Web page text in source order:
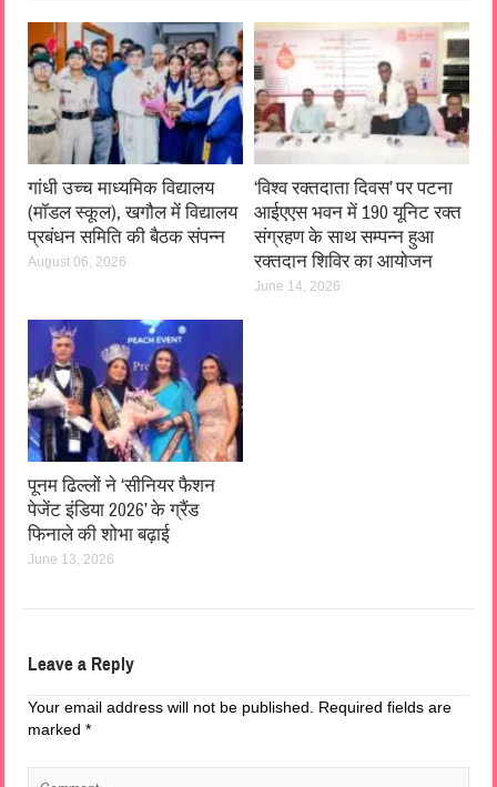
गांधी उच्च माध्यमिक विद्यालय
(मॉडल स्कूल), खगौल में विद्यालय
प्रबंधन समिति की बैठक संपन्न
August 06, 2026
‘विश्व रक्तदाता दिवस’ पर पटना
आईएएस भवन में 190 यूनिट रक्त
संग्रहण के साथ सम्पन्न हुआ
रक्तदान शिविर का आयोजन
June 14, 2026
पूनम ढिल्लों ने ‘सीनियर फैशन
पेजेंट इंडिया 2026’ के ग्रैंड
फिनाले की शोभा बढ़ाई
June 13, 2026
Leave a Reply
Your email address will not be published.
Required fields are
marked*